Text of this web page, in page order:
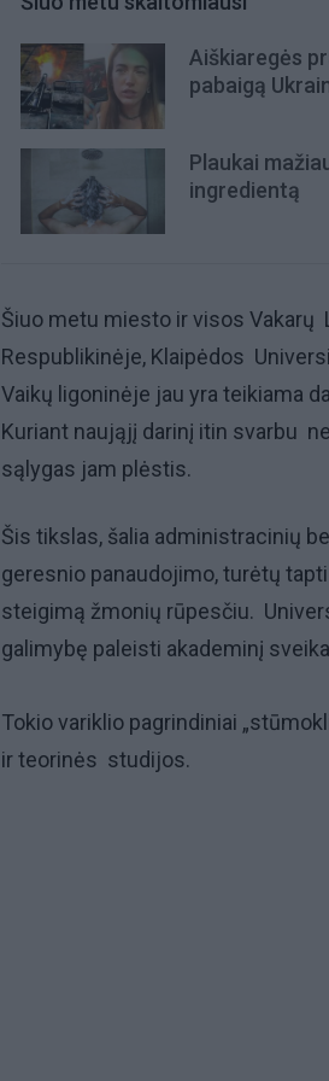
Aiškiaregės
pabaigą
Plaukai
ingredientą
Šiuo metu miesto ir visos
Respublikinėje, Klaipėdos
Vaikų ligoninėje jau yra teikiama
Kuriant naująjį darinį itin svarbu
sąlygas jam plėstis.
Šis tikslas, šalia administracinių
geresnio panaudojimo, turėtų
steigimą žmonių rūpesčiu.
galimybę paleisti akademinį
Tokio variklio pagrindiniai
ir teorinės studijos.